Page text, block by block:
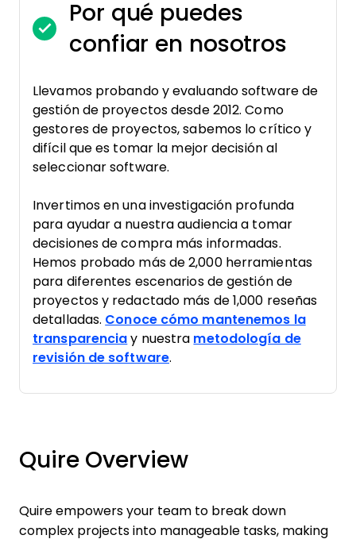
Por qué puedes
confiar en nosotros
Llevamos probando y evaluando software de
gestión de proyectos desde 2012. Como
gestores de proyectos, sabemos lo crítico y
difícil que es tomar la mejor decisión al
seleccionar software.
Invertimos en una investigación profunda
para ayudar a nuestra audiencia a tomar
decisiones de compra más informadas.
Hemos probado más de 2,000 herramientas
para diferentes escenarios de gestión de
proyectos y redactado más de 1,000 reseñas
detalladas. Conoce cómo mantenemos la
transparencia y nuestra metodología de
revisión de software.
Quire Overview
Quire empowers your team to break down
complex projects into manageable tasks, making